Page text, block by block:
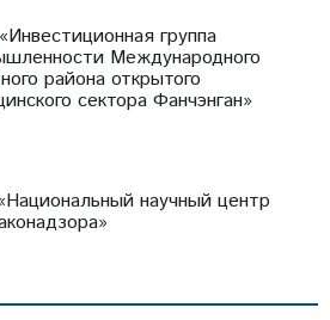
группа
Международного
района открытого
сектора Фанчэнган»
научный центр